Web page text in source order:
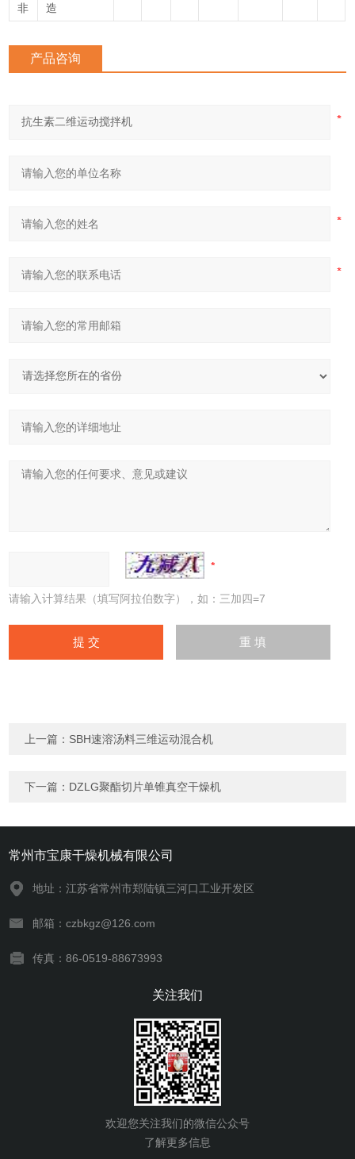
非
造
产品咨询
请输入计算结果（填写阿拉伯数字），如：三加四=7
上一篇： SBH速溶汤料三维运动混合机
下一篇： DZLG聚酯切片单锥真空干燥机
常州市宝康干燥机械有限公司
地址：江苏省常州市郑陆镇三河口工业开发区
邮箱：czbkgz@126.com
传真：86-0519-88673993
关注我们
欢迎您关注我们的微信公众号
了解更多信息